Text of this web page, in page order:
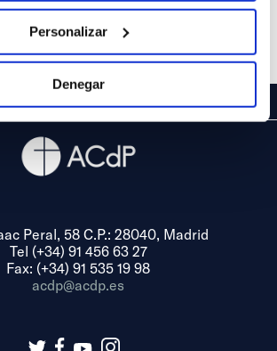
Personalizar
Denegar
Peral, 58 C.P.: 28040, Madrid
Tel (+34) 91 456 63 27
Fax: (+34) 91 535 19 98
acdp@acdp.es